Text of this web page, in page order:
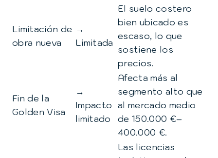
Limitación de
obra nueva
→
Limitada
El suelo costero
bien ubicado es
escaso, lo que
sostiene los
precios.
Fin de la
Golden Visa
→
Impacto
limitado
Afecta más al
segmento alto que
al mercado medio
de 150.000 €–
400.000 €.
Las licencias